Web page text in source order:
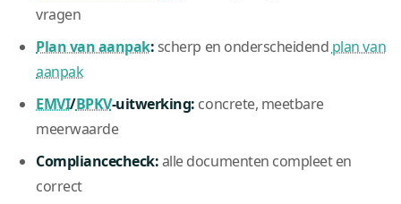
vragen
Plan van aanpak:scherp en onderscheidend plan van
aanpak
EMVI/BPKV-uitwerking: concrete, meetbare
meerwaarde
Compliancecheck:alle documenten compleet en
correct